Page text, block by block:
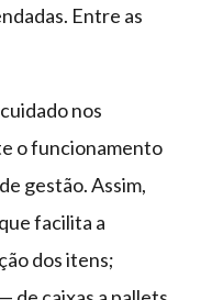
Entre as
nos
o funcionamento
gestão. Assim,
facilita a
dos itens;